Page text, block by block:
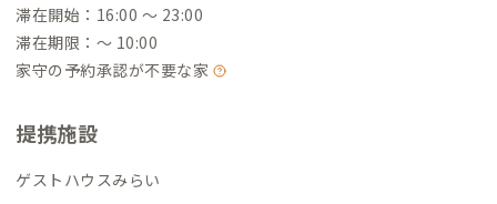
滞在開始：16:00 〜 23:00
滞在期限：〜 10:00
家守の予約承認が不要な家
提携施設
ゲストハウスみらい